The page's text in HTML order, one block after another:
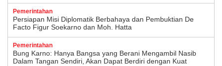
Pemerintahan
Persiapan Misi Diplomatik Berbahaya dan Pembuktian De
Facto Figur Soekarno dan Moh. Hatta
Pemerintahan
Bung Karno: Hanya Bangsa yang Berani Mengambil Nasib
Dalam Tangan Sendiri, Akan Dapat Berdiri dengan Kuat